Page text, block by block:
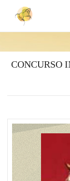
CONCURSO